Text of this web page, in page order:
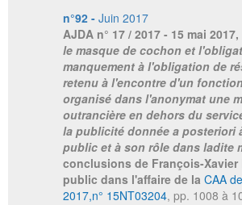
n°92 - Juin 2017
AJDA n° 17 / 2017 - 15 mai 2017,
le masque de cochon et
manquement à l'obligation de
retenu à l'encontre d'un
organisé dans l'anonymat une
outrancière en dehors du
la publicité donnée a posteriori
public et à son rôle dans ladite
conclusions de François-
public dans l'affaire de la CAA
2017,n° 15NT03204, pp. 1008 à